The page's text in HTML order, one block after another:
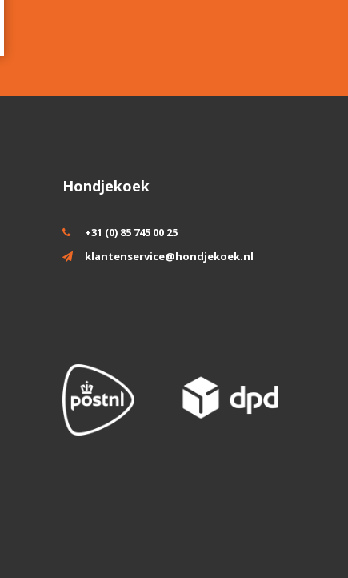
Hondjekoek
+31 (0) 85 745 00 25
klantenservice@hondjekoek.nl